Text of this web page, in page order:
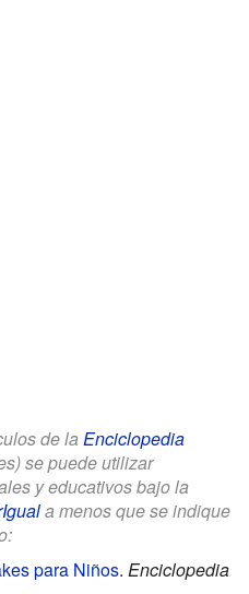
de la Enciclopedia
se puede utilizar
y educativos bajo la
a menos que se indique
para Niños. Enciclopedia